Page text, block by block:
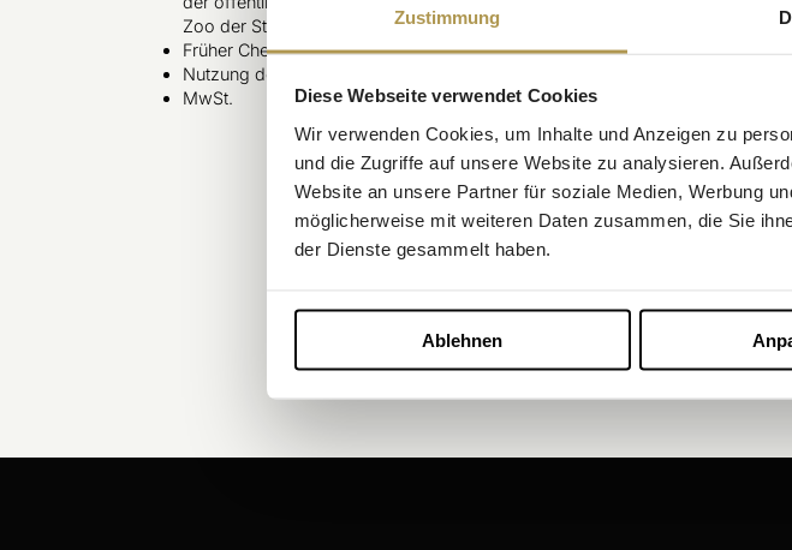
Zustimmung
Diese Webseite verwendet Cookies
Wir verwenden Cookies, um Inhalte und Anzeigen zu
und die Zugriffe auf unsere Website zu analysieren.
Website an unsere Partner für soziale Medien, Werbung
möglicherweise mit weiteren Daten zusammen, die Sie
der Dienste gesammelt haben.
Ablehnen
Zoo der Stadt Zagreb
Früher Check-in und später Check-out (je nach Verfügbarkeit)
Nutzung des Fitnesscenters
MwSt.